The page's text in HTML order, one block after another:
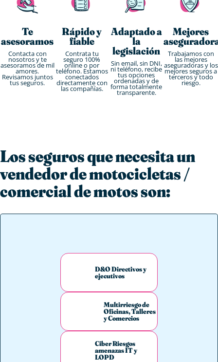
Te
asesoramos
Contacta con
nosotros y te
asesoramos de mil
amores.
Revisamos juntos
tus seguros.
Rápido y
fiable
Contrata tu
seguro 100%
online o por
teléfono. Estamos
conectados
directamente con
las compañías.
Adaptado a
la
legislación
Sin email, sin DNI,
ni teléfono, recibe
tus opciones
ordenadas y de
forma totalmente
transparente.
Mejores
Trabajamos con
las mejores
aseguradoras y los
mejores seguros a
terceros y todo
riesgo.
Los seguros que necesita un
vendedor de motocicletas /
comercial de motos son:
D&O Directivos y
ejecutivos
Multirriesgo de
Oficinas, Talleres
y Comercios
Ciber Riesgos
amenazas IT y
LOPD